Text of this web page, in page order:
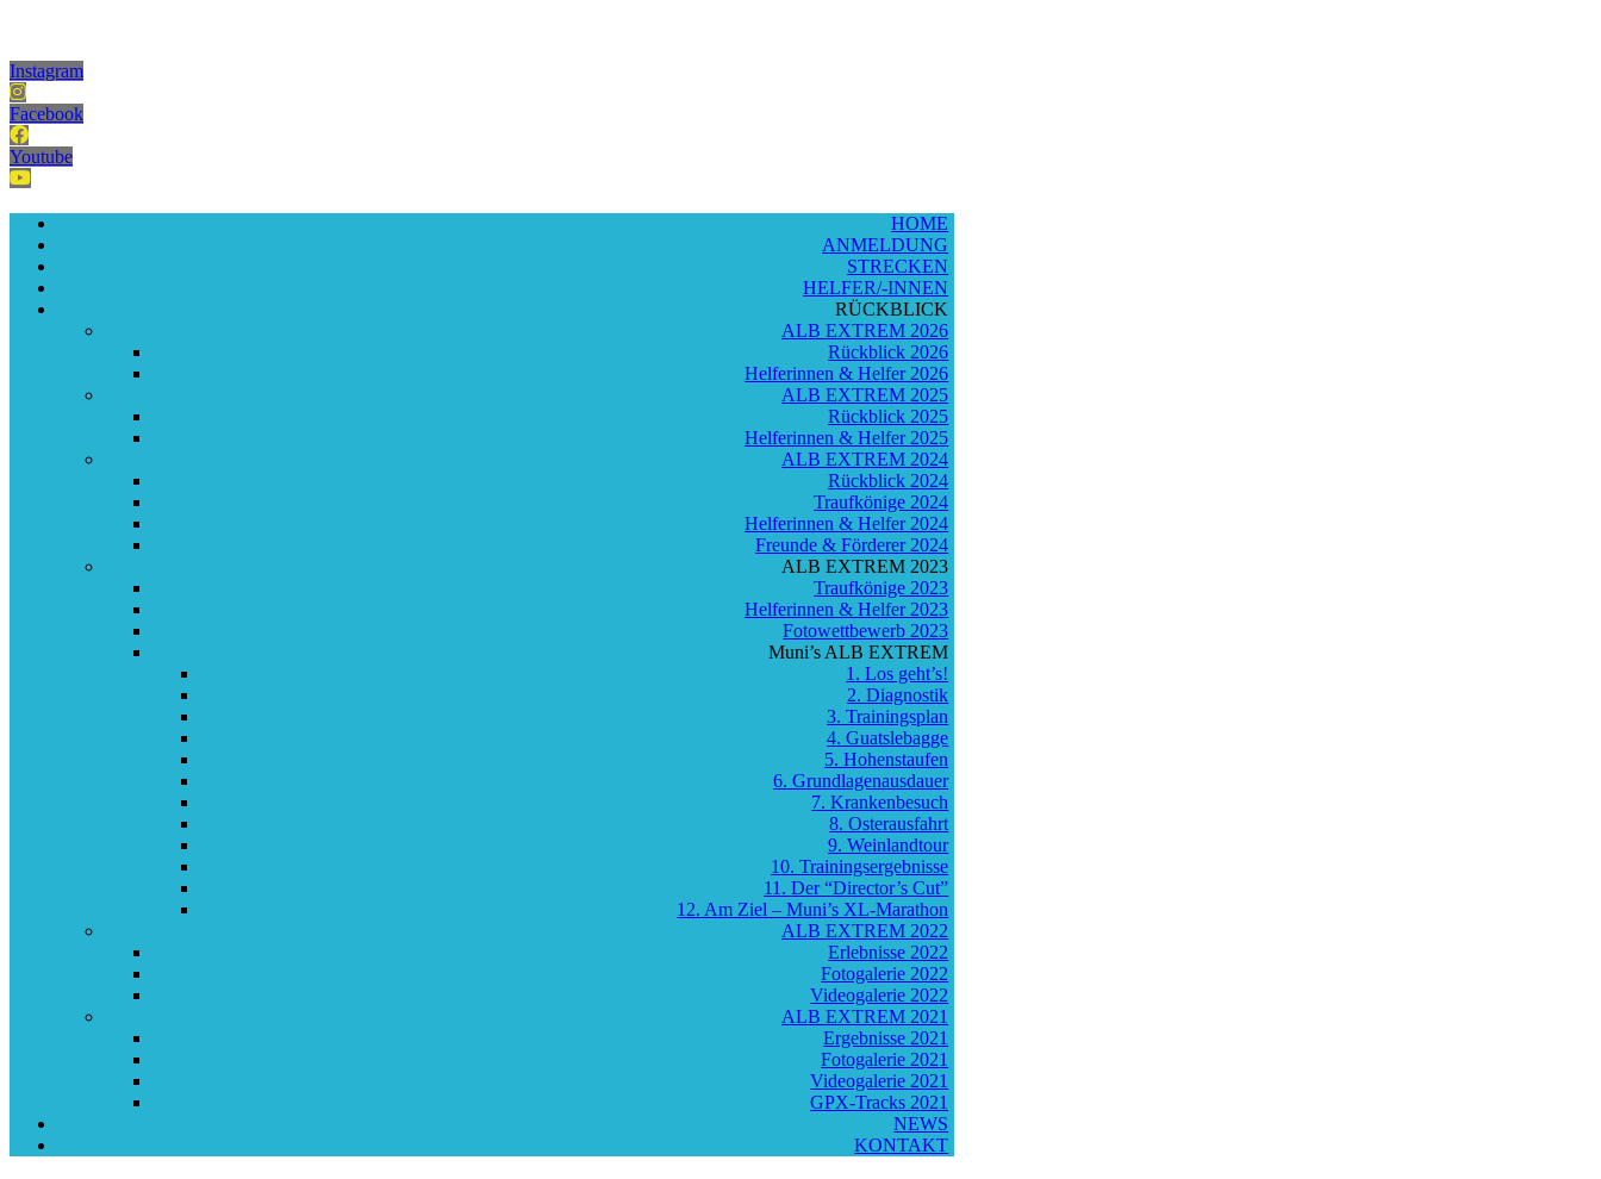
Instagram
Facebook
Youtube
HOME
ANMELDUNG
STRECKEN
HELFER/-INNEN
RÜCKBLICK
ALB EXTREM 2026
Rückblick 2026
Helferinnen & Helfer 2026
ALB EXTREM 2025
Rückblick 2025
Helferinnen & Helfer 2025
ALB EXTREM 2024
Rückblick 2024
Traufkönige 2024
Helferinnen & Helfer 2024
Freunde & Förderer 2024
ALB EXTREM 2023
Traufkönige 2023
Helferinnen & Helfer 2023
Fotowettbewerb 2023
Muni’s ALB EXTREM
1. Los geht’s!
2. Diagnostik
3. Trainingsplan
4. Guatslebagge
5. Hohenstaufen
6. Grundlagenausdauer
7. Krankenbesuch
8. Osterausfahrt
9. Weinlandtour
10. Trainingsergebnisse
11. Der “Director’s Cut”
12. Am Ziel – Muni’s XL-Marathon
ALB EXTREM 2022
Erlebnisse 2022
Fotogalerie 2022
Videogalerie 2022
ALB EXTREM 2021
Ergebnisse 2021
Fotogalerie 2021
Videogalerie 2021
GPX-Tracks 2021
NEWS
KONTAKT